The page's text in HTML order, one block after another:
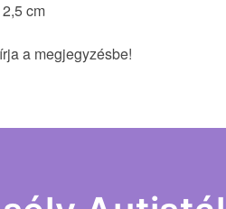
cm
a megjegyzésbe!